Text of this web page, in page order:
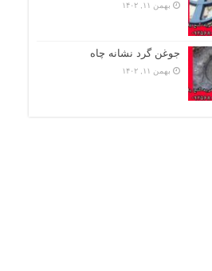
بهمن ۱۱, ۱۴۰۲
جوغن گرد نشانه چاه
بهمن ۱۱, ۱۴۰۲